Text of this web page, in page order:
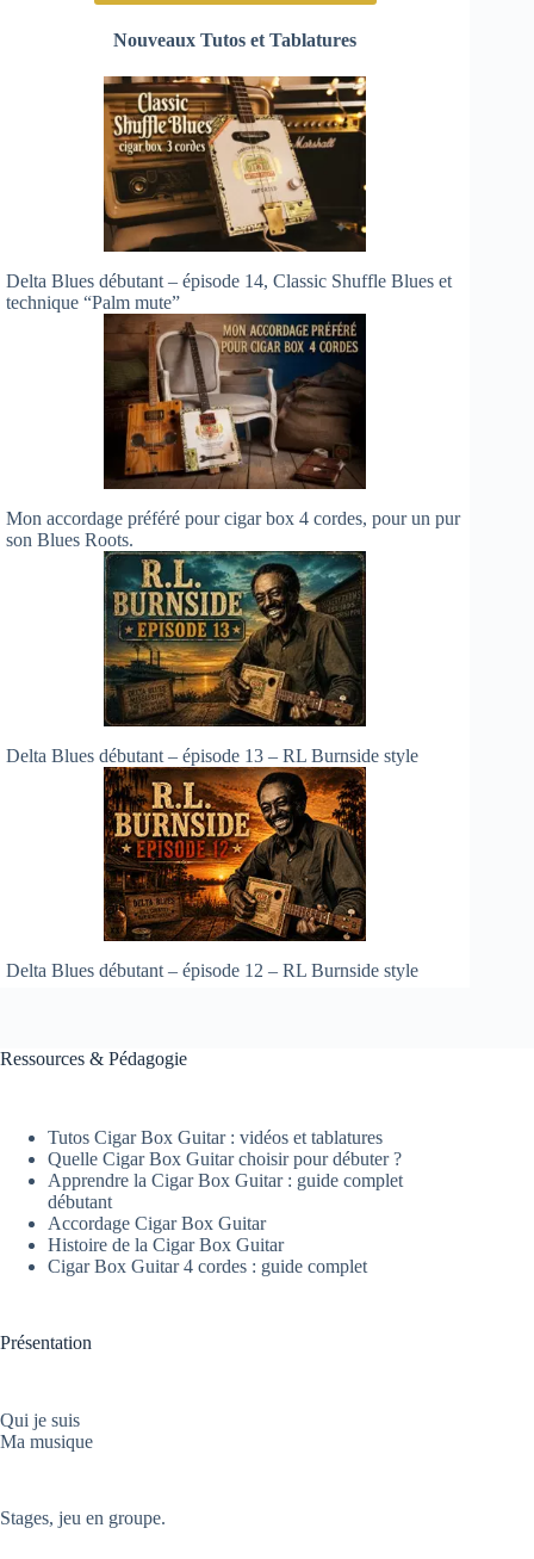
Nouveaux Tutos et Tablatures
Delta Blues débutant – épisode 14, Classic Shuffle Blues et
technique “Palm mute”
Mon accordage préféré pour cigar box 4 cordes, pour un pur
son Blues Roots.
Delta Blues débutant – épisode 13 – RL Burnside style
Delta Blues débutant – épisode 12 – RL Burnside style
Ressources & Pédagogie
Tutos Cigar Box Guitar : vidéos et tablatures
Quelle Cigar Box Guitar choisir pour débuter ?
Apprendre la Cigar Box Guitar : guide complet
débutant
Accordage Cigar Box Guitar
Histoire de la Cigar Box Guitar
Cigar Box Guitar 4 cordes : guide complet
Présentation
Qui je suis
Ma musique
Stages, jeu en groupe.